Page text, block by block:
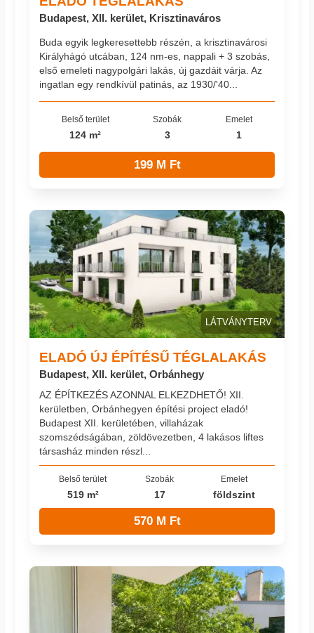
Budapest, XII. kerület, Krisztinaváros
Buda egyik legkeresettebb részén, a krisztinavárosi
Királyhágó utcában, 124 nm-es, nappali + 3 szobás,
első emeleti nagypolgári lakás, új gazdáit várja. Az
ingatlan egy rendkívül patinás, az 1930/'40...
Belső terület
124 m²
Szobák
3
Emelet
1
199 M Ft
LÁTVÁNYTERV
ELADÓ ÚJ ÉPÍTÉSŰ TÉGLALAKÁS
Budapest, XII. kerület, Orbánhegy
AZ ÉPÍTKEZÉS AZONNAL ELKEZDHETŐ! XII.
kerületben, Orbánhegyen építési project eladó!
Budapest XII. kerületében, villaházak
szomszédságában, zöldövezetben, 4 lakásos liftes
társasház minden részl...
Belső terület
519 m²
Szobák
17
Emelet
földszint
570 M Ft